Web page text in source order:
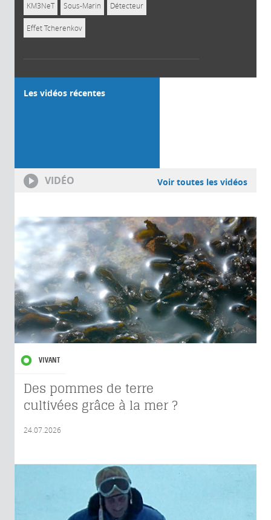
KM3NeT Sous-Marin Détecteur
Effet Tcherenkov
Les vidéos récentes
VIDÉO Voir toutes les vidéos
VIVANT
Des pommes de terre
cultivées grâce à la mer ?
24.07.2026